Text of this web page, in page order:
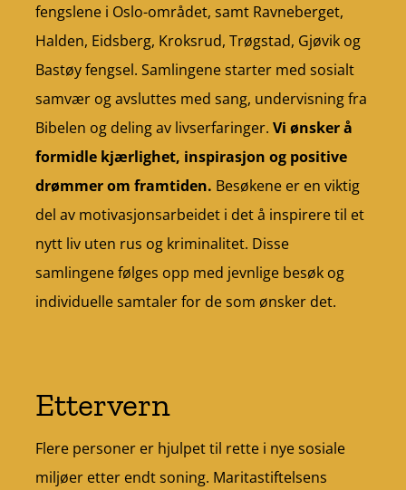
fengslene i Oslo-området, samt Ravneberget,
Halden, Eidsberg, Kroksrud, Trøgstad, Gjøvik og
Bastøy fengsel. Samlingene starter med sosialt
samvær og avsluttes med sang, undervisning fra
Bibelen og deling av livserfaringer. Vi ønsker å
formidle kjærlighet, inspirasjon og positive
drømmer om framtiden. Besøkene er en viktig
del av motivasjonsarbeidet i det å inspirere til et
nytt liv uten rus og kriminalitet. Disse
samlingene følges opp med jevnlige besøk og
individuelle samtaler for de som ønsker det.
Ettervern
Flere personer er hjulpet til rette i nye sosiale
miljøer etter endt soning. Maritastiftelsens